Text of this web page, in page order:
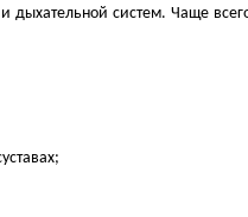
дыхательной систем. Чаще